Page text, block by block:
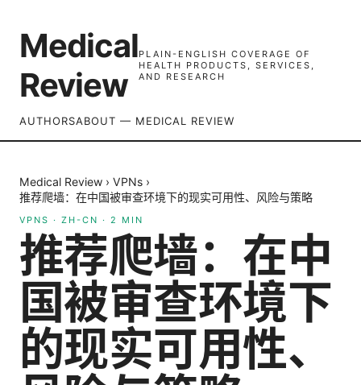
Medical
Review
PLAIN-ENGLISH COVERAGE OF
HEALTH PRODUCTS, SERVICES,
AND RESEARCH
AUTHORSABOUT — MEDICAL REVIEW
Medical Review › VPNs ›
推荐爬墙：在中国被审查环境下的现实可用性、风险与策略
VPNS · ZH-CN · 2 MIN
推荐爬墙：在中
国被审查环境下
的现实可用性、